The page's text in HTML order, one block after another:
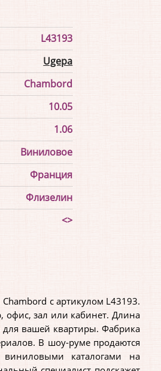
L43193
Ugepa
Chambord
10.05
1.06
Виниловое
Франция
Флизелин
<>
с артикулом L43193.
офис, зал или кабинет. Длина
для вашей квартиры. Фабрика
В шоу-руме продаются
виниловыми каталогами на